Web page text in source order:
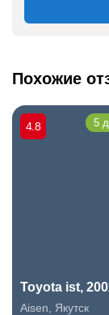
Похожие
Toyota ist,
Aisen
Якутск
4.8 5